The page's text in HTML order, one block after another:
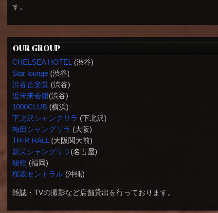
す。
OUR GROUP
CHELSEA HOTEL (渋谷)
Star lounge(渋谷)
渋谷音楽堂(渋谷)
近未来会館(渋谷)
1000CLUB(横浜)
下北沢シャングリラ (下北沢)
梅田シャングリラ (大阪)
TH-R HALL(大阪関大前)
新栄シャングリラ(名古屋)
秘密(福岡)
桜坂セントラル(沖縄)
雑誌・TVの撮影など店舗貸出を行っております。